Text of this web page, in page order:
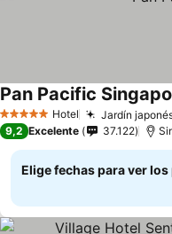
5 Estrellas Hotel Jardín
Pan Pacific
9,2 Excelente 37.122
Elige fechas para ver